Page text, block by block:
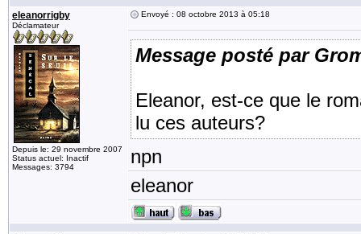
eleanorrigby
Déclamateur
Depuis le: 29 novembre 2007
Status actuel: Inactif
Messages: 3794
Envoyé : 08 octobre 2013 à 05:18
Message posté par
Eleanor, est-ce que le
lu ces auteurs?
npn
eleanor